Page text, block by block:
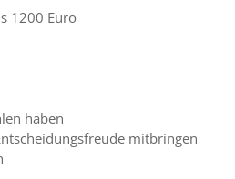
1200 Euro
haben
mitbringen